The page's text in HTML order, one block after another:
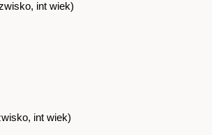
int wiek)
int wiek)